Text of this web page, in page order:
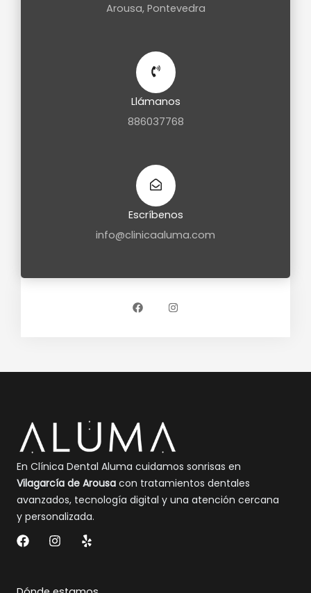
F
c
e
I
s
t
Arousa, Pontevedra
Llámanos
886037768
Escríbenos
info@clinicaaluma.com
En Clínica Dental Aluma cuidamos sonrisas en
Vilagarcía de Arousa con tratamientos dentales
avanzados, tecnología digital y una atención cercana
y personalizada.
F
a
I
n
Y
e